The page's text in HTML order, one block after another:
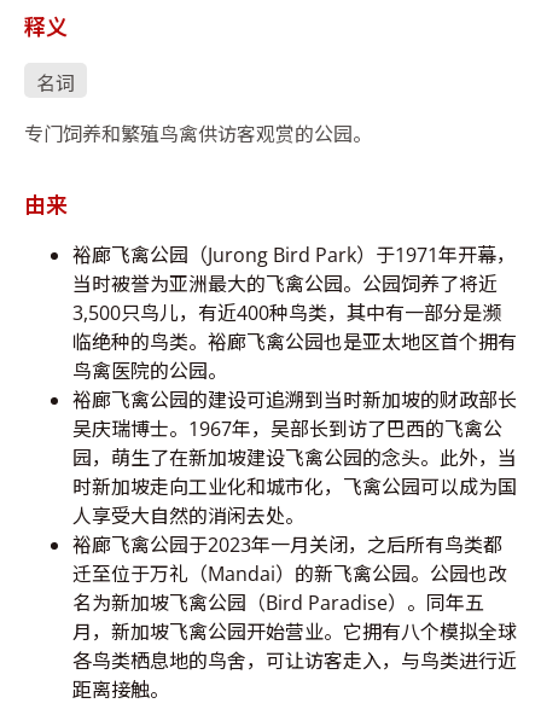
释义
名词
专门饲养和繁殖鸟禽供访客观赏的公园。
由来
裕廊飞禽公园（Jurong Bird Park）于1971年开幕，
当时被誉为亚洲最大的飞禽公园。公园饲养了将近
3,500只鸟儿，有近400种鸟类，其中有一部分是濒
临绝种的鸟类。裕廊飞禽公园也是亚太地区首个拥有
鸟禽医院的公园。
裕廊飞禽公园的建设可追溯到当时新加坡的财政部长
吴庆瑞博士。1967年，吴部长到访了巴西的飞禽公
园，萌生了在新加坡建设飞禽公园的念头。此外，当
时新加坡走向工业化和城市化，飞禽公园可以成为国
人享受大自然的消闲去处。
裕廊飞禽公园于2023年一月关闭，之后所有鸟类都
迁至位于万礼（Mandai）的新飞禽公园。公园也改
名为新加坡飞禽公园（Bird Paradise）。同年五
月，新加坡飞禽公园开始营业。它拥有八个模拟全球
各鸟类栖息地的鸟舍，可让访客走入，与鸟类进行近
距离接触。